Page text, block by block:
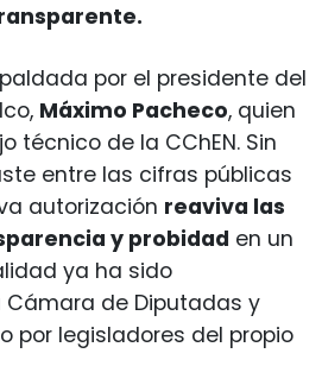
por el presidente del
Máximo Pacheco, quien
técnico de la CChEN. Sin
entre las cifras públicas
autorización reaviva las
y probidad en un
ya ha sido
de Diputadas y
por legisladores del propio